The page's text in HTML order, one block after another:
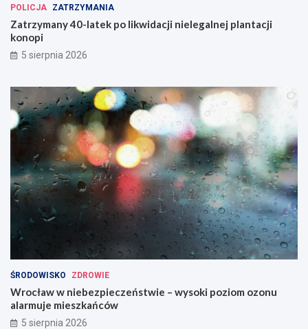
POLICJA ZATRZYMANIA
Zatrzymany 40-latek po likwidacji nielegalnej plantacji
konopi
5 sierpnia 2026
ŚRODOWISKO ZDROWIE
Wrocław w niebezpieczeństwie – wysoki poziom ozonu
alarmuje mieszkańców
5 sierpnia 2026